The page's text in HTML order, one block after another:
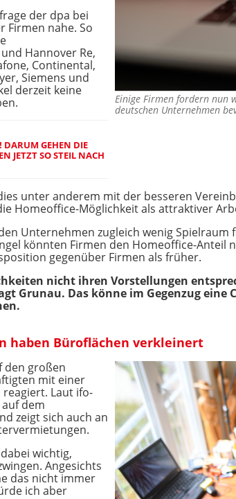
Einige Firmen fordern nun
deutschen Unternehmen
der dpa bei
Firmen nahe. So
Hannover Re,
Continental,
Siemens und
derzeit keine
DARUM GEHEN DIE
JETZT SO STEIL NACH
unter anderem mit der besseren
Homeoffice-Möglichkeit als attraktiver
Unternehmen zugleich wenig
könnten Firmen den Homeoffice-
gegenüber Firmen als früher.
nicht ihren Vorstellungen
Grunau. Das könne im Gegenzug
haben Büroflächen verkleinert
den großen
mit einer
Laut ifo-
dem
zeigt sich auch an
wichtig,
Angesichts
das nicht immer
ich aber